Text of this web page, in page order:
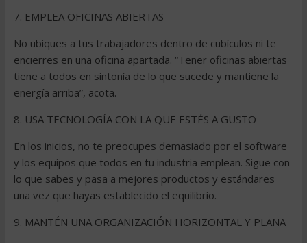
7. EMPLEA OFICINAS ABIERTAS
No ubiques a tus trabajadores dentro de cubículos ni te
encierres en una oficina apartada. “Tener oficinas abiertas
tiene a todos en sintonía de lo que sucede y mantiene la
energía arriba”, acota.
8. USA TECNOLOGÍA CON LA QUE ESTÉS A GUSTO
En los inicios, no te preocupes demasiado por el software
y los equipos que todos en tu industria emplean. Sigue con
lo que sabes y pasa a mejores productos y estándares
una vez que hayas establecido el equilibrio.
9. MANTÉN UNA ORGANIZACIÓN HORIZONTAL Y PLANA